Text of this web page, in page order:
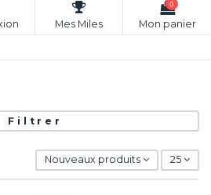
Mes Miles
0
Mon panier
Filtrer
Nouveaux produits 25